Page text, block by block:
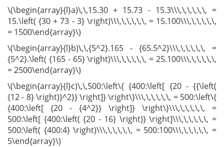
\(\begin{array}{l}a)\,\,15.30 + 15.73 - 15.3\\\,\,\,\,\,\, =
15.\left( {30 + 73 - 3} \right)\\\,\,\,\,\,\, = 15.100\\\,\,\,\,\,\,
= 1500\end{array}\)
\(\begin{array}{l}b)\,\,{5^2}.165 - {65.5^2}\\\,\,\,\,\,\, =
{5^2}.\left( {165 - 65} \right)\\\,\,\,\,\,\, = 25.100\\\,\,\,\,\,\,
= 2500\end{array}\)
\(\begin{array}{l}c)\,\,500:\left\{ {400:\left[ {20 - {{\left(
{12 - 8} \right)}^2}} \right]} \right\}\\\,\,\,\,\,\, = 500:\left\{
{400:\left[ {20 - {4^2}} \right]} \right\}\\\,\,\,\,\,\, =
500:\left[ {400:\left( {20 - 16} \right)} \right]\\\,\,\,\,\,\, =
500:\left( {400:4} \right)\\\,\,\,\,\,\, = 500:100\\\,\,\,\,\,\, =
5\end{array}\)